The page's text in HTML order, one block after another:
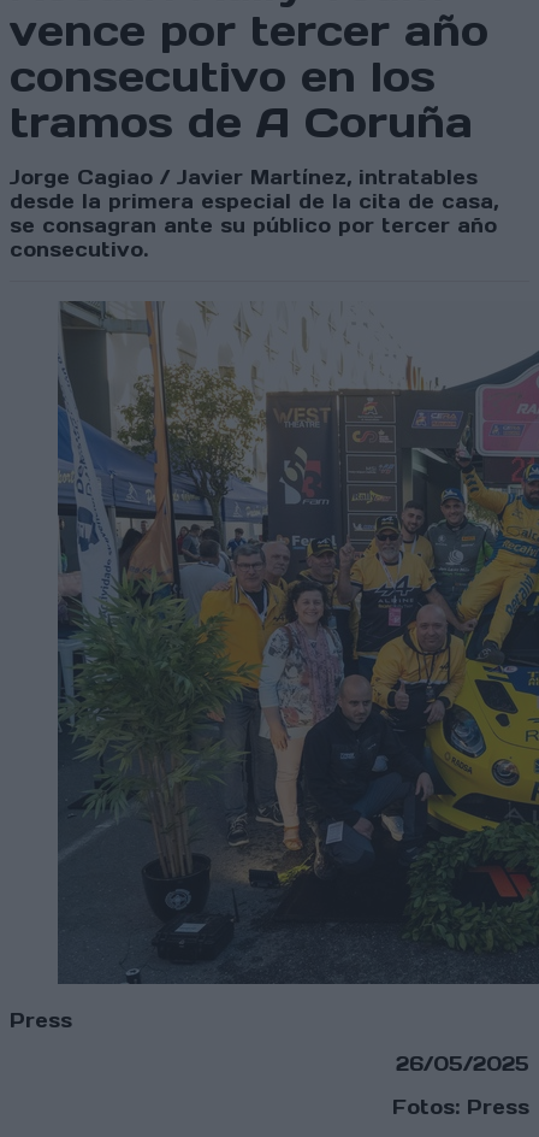
vence por tercer año
consecutivo en los
tramos de A Coruña
Jorge Cagiao / Javier Martínez, intratables
desde la primera especial de la cita de casa,
se consagran ante su público por tercer año
consecutivo.
Press
26/05/2025
Fotos: Press